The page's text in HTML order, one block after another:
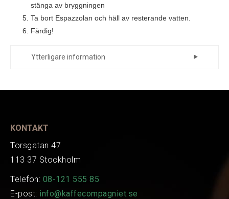
stänga av bryggningen
Ta bort Espazzolan och häll av resterande vatten.
Färdig!
Ytterligare information
Art.nr.
KONTAKT
Torsgatan 47
113 37 Stockholm
Telefon: 08-121 555 85
E-post: info@kaffecompagniet.se